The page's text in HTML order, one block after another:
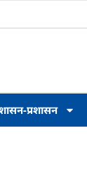
प्रशासन